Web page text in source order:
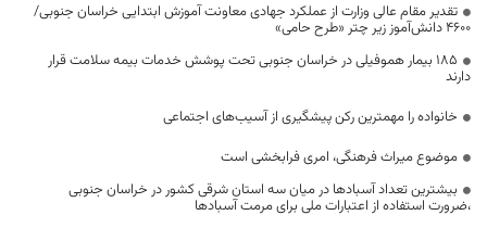
تقدیر مقام عالی وزارت از عملکرد جهادی معاونت آموزش ابتدایی خراسان جنوبی/
۴۶۰۰ دانش‌آموز زیر چتر «طرح حامی»
۱۸۵ بیمار هموفیلی در خراسان جنوبی تحت پوشش خدمات بیمه سلامت قرار
دارند
خانواده را مهمترین رکن پیشگیری از آسیب‌های اجتماعی
موضوع میراث فرهنگی، امری فرابخشی است
بیشترین تعداد آسبادها در میان سه استان شرقی کشور در خراسان جنوبی
،ضرورت استفاده از اعتبارات ملی برای مرمت آسبادها